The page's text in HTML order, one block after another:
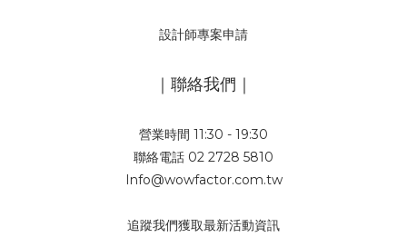
設計師專案申請
｜聯絡我們｜
營業時間 11:30 - 19:30
聯絡電話 02 2728 5810
Info@wowfactor.com.tw
追蹤我們獲取最新活動資訊